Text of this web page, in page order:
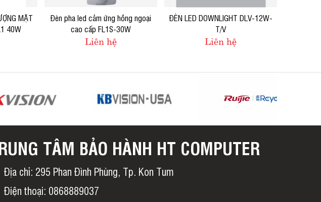
MẶT
40W
Đèn pha led cảm ứng hồng ngoại
cao cấp FL1S-30W
Liên hệ
ĐÈN LED DOWNLIGHT DLV-12W-
T/V
Liên hệ
TÂM BẢO HÀNH HT COMPUTER
Địa chỉ: 295 Phan Đình Phùng, Tp. Kon Tum
Điện thoại: 0868889037